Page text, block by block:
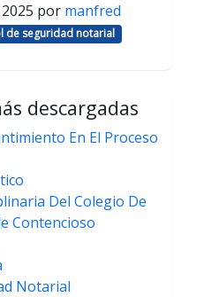
por manfred
de seguridad notarial
descargadas
En El Proceso
Del Colegio De
Contencioso
Notarial